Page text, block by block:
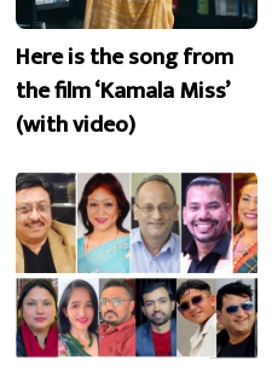
Here is the song from
the film ‘Kamala Miss’
(with video)